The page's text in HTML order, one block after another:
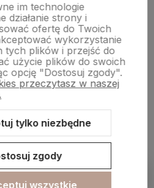
Szablon Shoper Modern 3.0™
im technologie
działanie strony i
ofertę do Twoich
wykorzystanie
tych plików i przejść do
użycie plików do swoich
opcję "Dostosuj zgody".
przeczytasz w naszej
tylko niezbędne
zgody
wszystkie